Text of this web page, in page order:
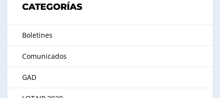
CATEGORÍAS
Boletines
Comunicados
GAD